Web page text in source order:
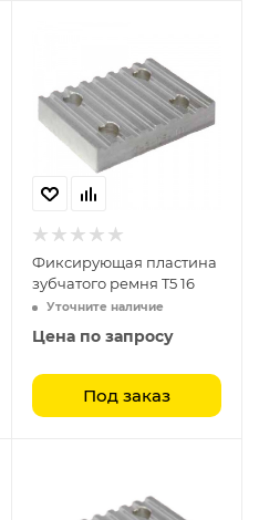
Фиксирующая пластина
зубчатого ремня T5 16
Уточните наличие
Цена по запросу
Под заказ